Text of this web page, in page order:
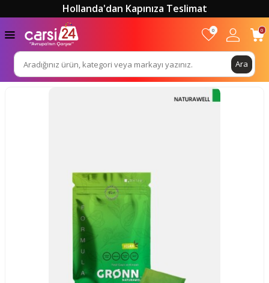
Hollanda'dan Kapınıza Teslimat
Ara
0 0